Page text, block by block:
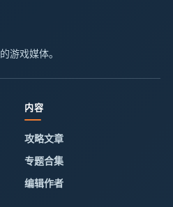
游戏媒体。
内容
攻略文章
专题合集
编辑作者